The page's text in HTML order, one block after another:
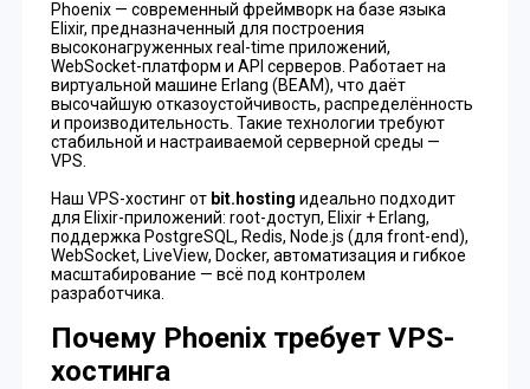
Phoenix — современный фреймворк на базе языка
Elixir, предназначенный для построения
высоконагруженных real-time приложений,
WebSocket-платформ и API серверов. Работает на
виртуальной машине Erlang (BEAM), что даёт
высочайшую отказоустойчивость, распределённость
и производительность. Такие технологии требуют
стабильной и настраиваемой серверной среды —
VPS.
Наш VPS-хостинг от bit.hosting идеально подходит
для Elixir-приложений: root-доступ, Elixir + Erlang,
поддержка PostgreSQL, Redis, Node.js (для front-end),
WebSocket, LiveView, Docker, автоматизация и гибкое
масштабирование — всё под контролем
разработчика.
Почему Phoenix требует VPS-
хостинга